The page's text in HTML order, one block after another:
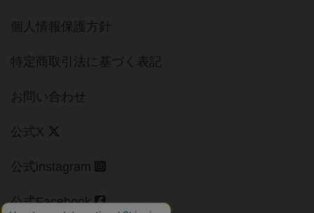
個人情報保護方針
特定商取引法に基づく表記
お問い合わせ
公式X
公式instagram
公式Facebook